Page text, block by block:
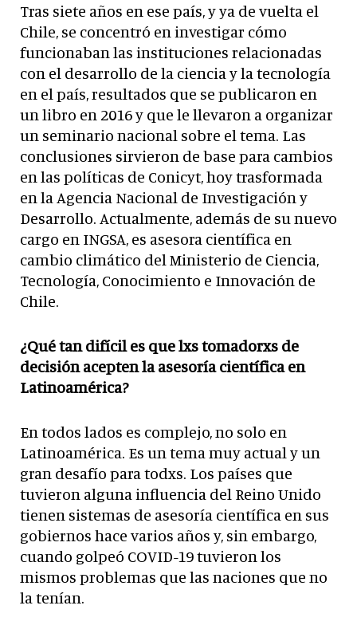
Tras siete años en ese país, y ya de vuelta el
Chile, se concentró en investigar cómo
funcionaban las instituciones relacionadas
con el desarrollo de la ciencia y la tecnología
en el país, resultados que se publicaron en
un libro en 2016 y que le llevaron a organizar
un seminario nacional sobre el tema. Las
conclusiones sirvieron de base para cambios
en las políticas de Conicyt, hoy trasformada
en la Agencia Nacional de Investigación y
Desarrollo. Actualmente, además de su nuevo
cargo en INGSA, es asesora científica en
cambio climático del Ministerio de Ciencia,
Tecnología, Conocimiento e Innovación de
Chile.
¿Qué tan difícil es que lxs tomadorxs de
decisión acepten la asesoría científica en
Latinoamérica?
En todos lados es complejo, no solo en
Latinoamérica. Es un tema muy actual y un
gran desafío para todxs. Los países que
tuvieron alguna influencia del Reino Unido
tienen sistemas de asesoría científica en sus
gobiernos hace varios años y, sin embargo,
cuando golpeó COVID-19 tuvieron los
mismos problemas que las naciones que no
la tenían.